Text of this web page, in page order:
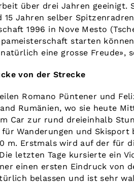
über drei Jahren
15 Jahren selber
1996 in Nove Mesto
starten
eine grosse Freude»,
von der Strecke
Romano Püntener und
Rumänien, wo sie heute
Car zur rund dreieinhalb
für Wanderungen und
m. Erstmals wird auf der für
letzten Tage kursierte ein
einen ersten Eindruck von
belassen und ist sehr